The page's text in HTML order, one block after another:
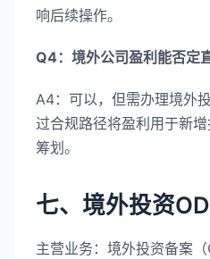
响后续操作。
Q4：境外公司盈利能否定
A4：可以，但需办理境外
过合规路径将盈利用于新
筹划。
七、境外投资
主营业务：境外投资备案（